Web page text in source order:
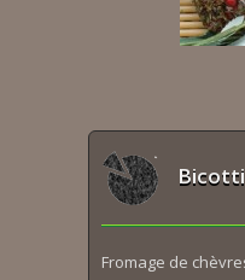
Fromage de